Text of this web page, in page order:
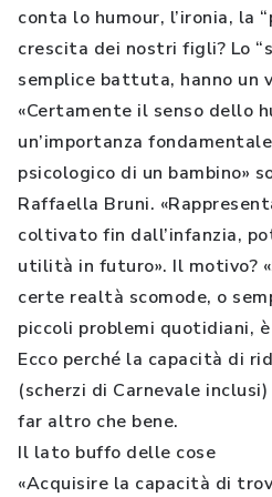
conta lo humour, l’ironia, la
crescita dei nostri figli? Lo
semplice battuta, hanno un
«Certamente il senso dello
un’importanza
psicologico di un bambino»
Raffaella Bruni.
coltivato fin dall’infanzia,
utilità in futuro». Il motivo?
certe realtà scomode, o
piccoli problemi quotidiani,
Ecco perché la capacità di
(scherzi di Carnevale
far altro che bene.
Il lato buffo delle cose
«Acquisire la capacità di